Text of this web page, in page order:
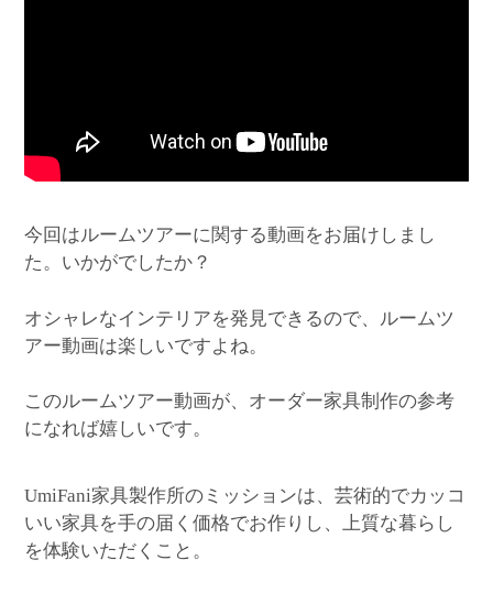
今回はルームツアーに関する動画をお届けしまし
た。いかがでしたか？
オシャレなインテリアを発見できるので、ルームツ
アー動画は楽しいですよね。
このルームツアー動画が、オーダー家具制作の参考
になれば嬉しいです。
UmiFani家具製作所のミッションは、芸術的でカッコ
いい家具を手の届く価格でお作りし、上質な暮らし
を体験いただくこと。